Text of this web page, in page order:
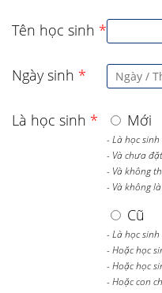
Tên học sinh *
Ngày sinh *
Là học sinh * Mới
- Là học
- Và chưa
- Và không
- Và không
Cũ
- Là học
- Hoặc học
- Hoặc học
- Hoặc con